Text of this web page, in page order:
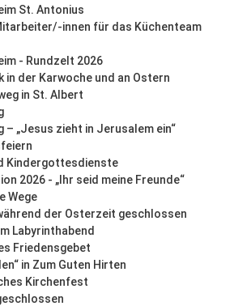
St. Antonius
innen für das Küchenteam
- Rundzelt 2026
in der Karwoche und an Ostern
in St. Albert
– „Jesus zieht in Jerusalem ein“
Kindergottesdienste
2026 - „Ihr seid meine Freunde“
Wege
der Osterzeit geschlossen
Labyrinthabend
Friedensgebet
in Zum Guten Hirten
Kirchenfest